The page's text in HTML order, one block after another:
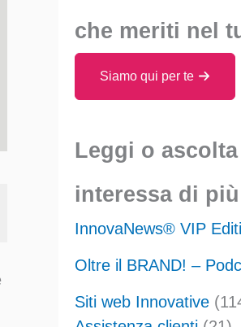
che meriti nel
Siamo qui per te
Leggi o
interessa di
InnovaNews® VIP
Oltre il BRAND! –
Siti web Innovative